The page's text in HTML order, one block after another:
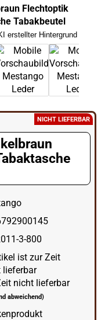
Flechtoptik
Tabakbeutel
erstellter Hintergrund
NICHT LIEFERBAR
3-800
nicht lieferbar
abweichend)